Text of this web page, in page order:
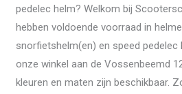
pedelec helm? Welkom bij
hebben voldoende voorraad in
snorfietshelm(en) en speed pedelec
onze winkel aan de Vossenbeemd
kleuren en maten zijn beschikbaar.